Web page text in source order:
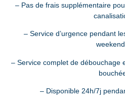
– Pas de frais supplémentaire
– Service d’urgence pendant
– Service complet de débouchage
– Disponible 24h/7j